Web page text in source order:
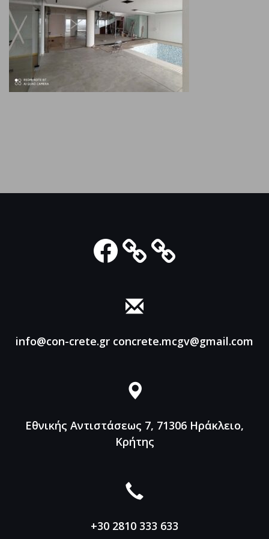
Facebook
info@con-crete.gr concrete.mcgv@gmail.com
Εθνικής Αντιστάσεως 7, 71306 Ηράκλειο,
Κρήτης
+30 2810 333 633